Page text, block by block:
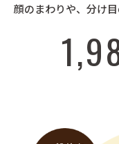
顔のまわりや、分け